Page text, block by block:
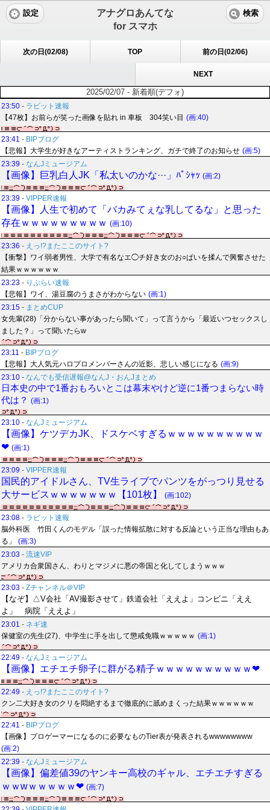
アナグロあんてな
for スマホ
設定 検索
次の日(02/08) TOP 前の日(02/06)
NEXT
2025/02/07 - 新着順(デフォ)
23:50 - ラビット速報
【47枚】お前らが笑った画像を貼れ in 車板 304笑い目 (画:40)
23:41 - BIPブログ
【悲報】大学生が好きなアーティストランキング、ガチで終了のお知らせ (画:5)
23:39 - なんJミュージアム
【画像】巨乳白人JK「私太いのかな···」ﾊﾟｼｬｯ (画:2)
23:39 - VIPPER速報
【画像】人生で初めて「バカみてぇな乳してるな」と思った
存在ｗｗｗｗｗｗｗｗｗ (画:10)
23:36 - えっ!?またここのサイト?
【衝撃】ワイ弱者男性、大学で有名なエ◯チ好き女のお○ぱいを揉んで興奮させた
結果ｗｗｗｗｗｗ
23:23 - りぷらい速報
【悲報】ワイ、湯豆腐のうまさがわからない (画:1)
23:15 - まとめCUP
女先輩(28)「分からない事があったら聞いて」って言うから「最近いつセックスし
ました？」って聞いたらw
23:11 - BIPブログ
【悲報】大人気元ハロプロメンバーさんの近影、悲しい感じになる (画:9)
23:10 - なんでも受信遅報@なんJ・おんJまとめ
日本史の中で1番おもろいとこは幕末やけど逆に1番つまらない時
代は？ (画:1)
23:10 - なんJミュージアム
【画像】ケツデカJK、ドスケベすぎるｗｗｗｗｗｗｗｗｗｗ
❤ (画:1)
23:09 - VIPPER速報
国民的アイドルさん、TV生ライブでパンツをがっつり見せる
大サービスｗｗｗｗｗｗｗ【101枚】
(画:102)
23:08 - ラビット速報
脳外科医 竹田くんのモデル「誤った情報拡散に対する反論という正当な理由もあ
る」
(画:3)
23:03 - 流速VIP
アメリカ合衆国さん、わりとマジメに悪の帝国と化してしまうｗｗｗ
23:03 - Zチャンネル＠VIP
【なぞ】△V会社「AV撮影させて」鉄道会社「ええよ」コンビニ「ええ
よ」 病院「ええよ」
23:01 - ネギ速
保健室の先生(27)、中学生に手を出して懲戒免職ｗｗｗｗｗ (画:1)
22:49 - なんJミュージアム
【画像】エチエチ卵子に群がる精子ｗｗｗｗｗｗｗｗｗｗ❤
22:49 - えっ!?またここのサイト?
クン二大好き女のクリを悶絶するまで徹底的に舐めまくった結果ｗｗｗｗｗｗ
22:41 - BIPブログ
【画像】プロゲーマーになるのに必要なものTier表が発表されるwwwwwwww
(画:2)
22:39 - なんJミュージアム
【画像】偏差値39のヤンキー高校のギャル、エチエチすぎる
ｗｗwｗｗｗｗｗ❤ (画:7)